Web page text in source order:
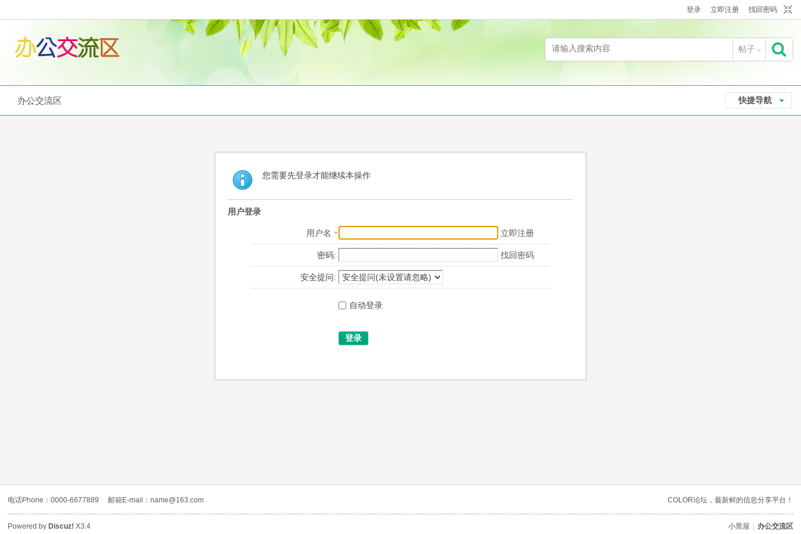
登录 立即注册 找回密码
帖子
索
快捷导航
办公交流区
您需要先登录才能继续本操作
用户登录
用户名 立即注册
密码: 找回密码
安全提问:
自动登录
登录
电话Phone：0000-6677889 邮箱E-mail：name@163.com COLOR论坛，最新鲜的信息分享平台！
小黑屋 办公交流区
Powered by Discuz! X3.4